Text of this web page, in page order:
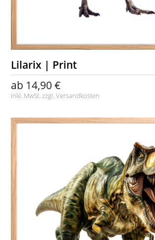
Lilarix | Print
ab 14,90 €
inkl. MwSt. zzgl.Versandkosten